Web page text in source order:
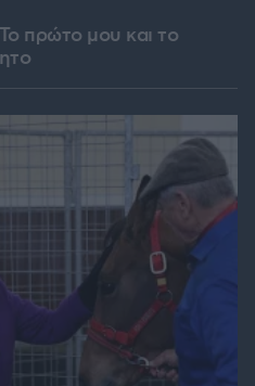
πρώτο μου και το